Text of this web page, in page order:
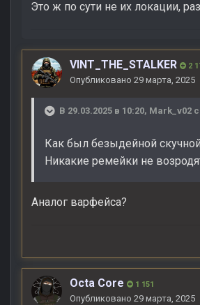
Это ж по сути не их локации,
VINT_THE_STALKER 2
Опубликовано 29 марта, 2025
В 29.03.2025 в 10:20, Mark_v02
Как был безыдейной
Никакие ремейки не
Аналог варфейса?
Octa Core 1 151
Опубликовано 29 марта, 2025